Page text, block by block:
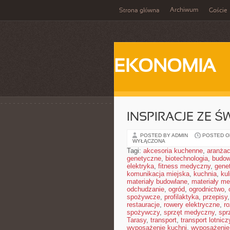
Strona główna Archiwum Goście
EKONOMIA
INSPIRACJE ZE
POSTED BY ADMIN POSTED
WYŁĄCZONA
Tagi: akcesoria kuchenne,
genetyczne, biotechnologia,
elektryka, fitness medyczny,
komunikacja miejska, kuchnia,
materiały budowlane, materiały
odchudzanie, ogród, ogrodnictwo,
spożywcze, profilaktyka, przepisy,
restauracje, rowery elektryczne,
spożywczy, sprzęt medyczny,
Tarasy, transport, transport
wyposażenie kuchni,